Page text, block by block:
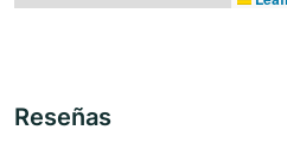
Reseñas